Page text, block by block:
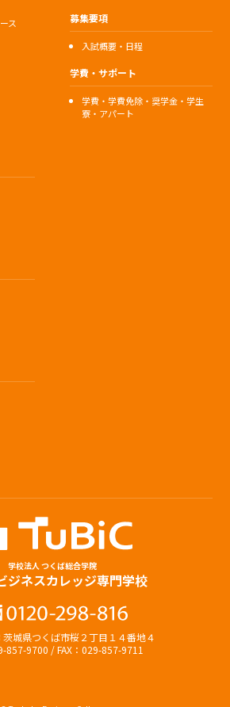
ス
募集要項
入試概要・日程
学費・サポート
学費・学費免除・奨学金・学生
寮・アパート
学校法人 つくば総合学院
ジネスカレッジ専門学校
城県つくば市桜２丁目１４番地４
857-9700 / FAX：029-857-9711